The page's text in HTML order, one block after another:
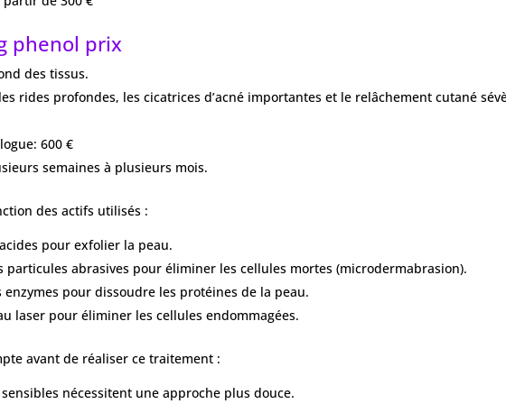
phenol prix
des tissus.
rides profondes, les cicatrices d’acné importantes et le relâchement cutané
600 €
semaines à plusieurs mois.
des actifs utilisés :
pour exfolier la peau.
particules abrasives pour éliminer les cellules mortes (microdermabrasion).
pour dissoudre les protéines de la peau.
laser pour éliminer les cellules endommagées.
avant de réaliser ce traitement :
nécessitent une approche plus douce.